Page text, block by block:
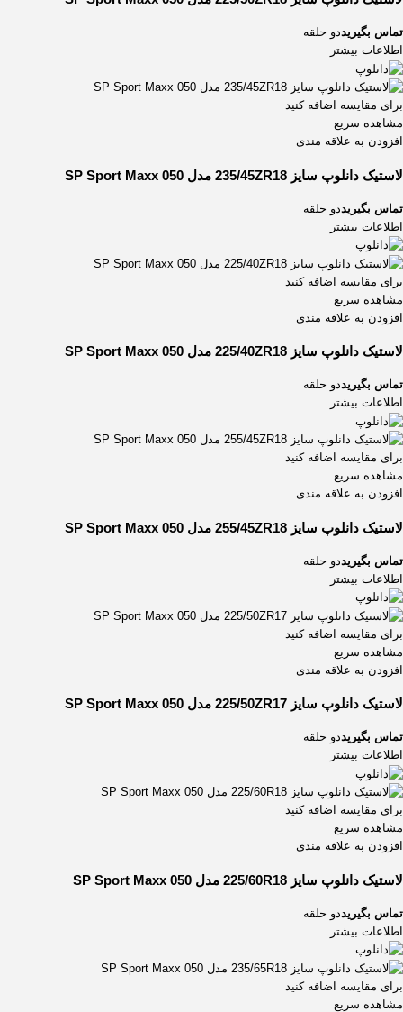
تماس بگیریددو حلقه
اطلاعات بیشتر
برای مقایسه اضافه کنید
مشاهده سریع
افزودن به علاقه مندی
لاستیک دانلوپ سایز 235/45ZR18 مدل SP Sport Maxx 050
تماس بگیریددو حلقه
اطلاعات بیشتر
برای مقایسه اضافه کنید
مشاهده سریع
افزودن به علاقه مندی
لاستیک دانلوپ سایز 225/40ZR18 مدل SP Sport Maxx 050
تماس بگیریددو حلقه
اطلاعات بیشتر
برای مقایسه اضافه کنید
مشاهده سریع
افزودن به علاقه مندی
لاستیک دانلوپ سایز 255/45ZR18 مدل SP Sport Maxx 050
تماس بگیریددو حلقه
اطلاعات بیشتر
برای مقایسه اضافه کنید
مشاهده سریع
افزودن به علاقه مندی
لاستیک دانلوپ سایز 225/50ZR17 مدل SP Sport Maxx 050
تماس بگیریددو حلقه
اطلاعات بیشتر
برای مقایسه اضافه کنید
مشاهده سریع
افزودن به علاقه مندی
لاستیک دانلوپ سایز 225/60R18 مدل SP Sport Maxx 050
تماس بگیریددو حلقه
اطلاعات بیشتر
برای مقایسه اضافه کنید
مشاهده سریع